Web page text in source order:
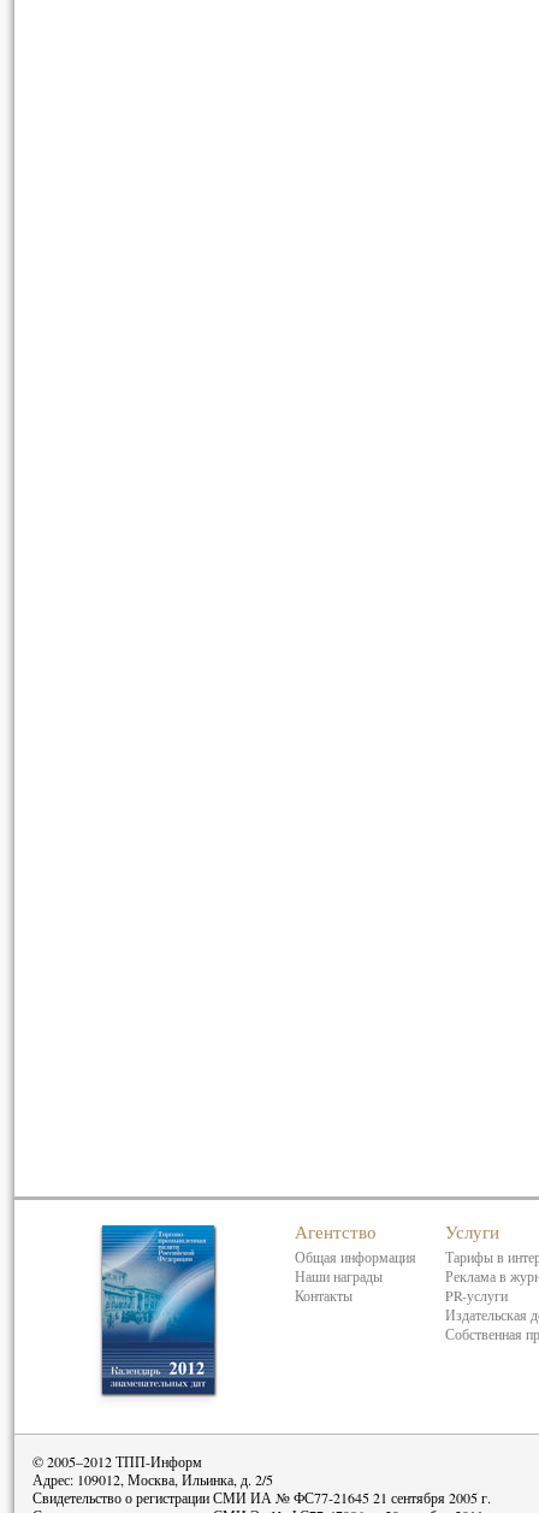
Агентство
Общая информация
Наши награды
Контакты
Услуги
Тарифы в
Реклама в
PR-услуги
Издательская
Собственная
© 2005–2012 ТПП-Информ
Адрес: 109012, Москва, Ильинка, д. 2/5
Свидетельство о регистрации СМИ ИА № ФС77-21645 21 сентября 2005 г.